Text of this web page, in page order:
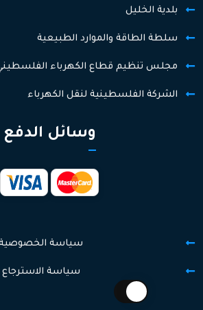
بلدية الخليل
سلطة الطاقة والموارد الطبيعية
مجلس تنظيم قطاع الكهرباء
الشركة الفلسطينية لنقل الكهرباء
وسائل الدفع
سياسة
سياسة الاسترجاع